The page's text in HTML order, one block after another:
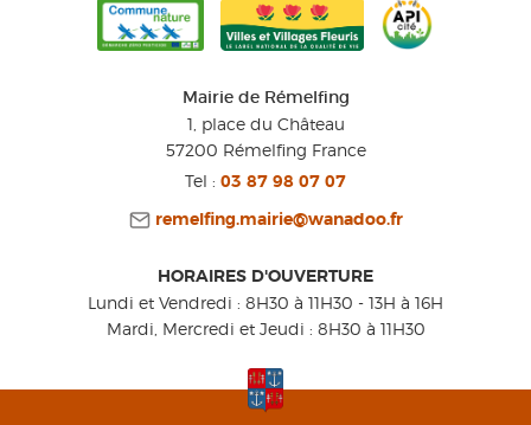
Mairie de Rémelfing
1, place du Château
57200 Rémelfing France
Tel : 03 87 98 07 07
remelfing.mairie@wanadoo.fr
HORAIRES D'OUVERTURE
Lundi et Vendredi : 8H30 à 11H30 - 13H à 16H
Mardi, Mercredi et Jeudi : 8H30 à 11H30